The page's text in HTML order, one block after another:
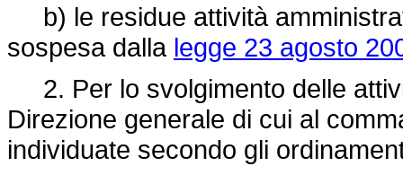
b) le residue attività
sospesa dalla legge 23 agosto
2. Per lo svolgimento delle
Direzione generale di cui al
individuate secondo gli